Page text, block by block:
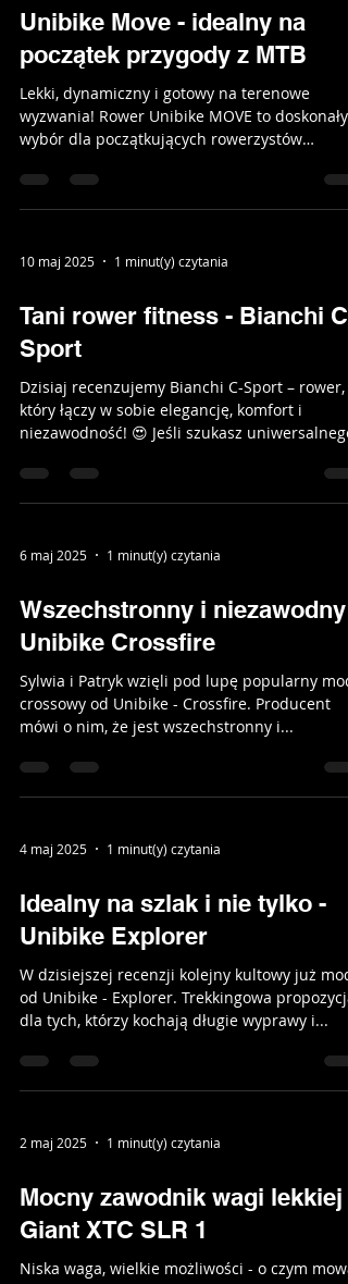
Unibike Move - idealny na
początek przygody z MTB
Lekki, dynamiczny i gotowy na terenowe
wyzwania! Rower Unibike MOVE to doskonały
wybór dla początkujących rowerzystów
10 maj 2025 1 minut(y) czytania
Tani rower fitness - Bianchi C-
Sport
Dzisiaj recenzujemy Bianchi C-Sport – rower,
który łączy w sobie elegancję, komfort i
niezawodność! 😍 Jeśli szukasz
6 maj 2025 1 minut(y) czytania
Wszechstronny i niezawodny -
Unibike Crossfire
Sylwia i Patryk wzięli pod lupę popularny
crossowy od Unibike - Crossfire. Producent
mówi o nim, że jest wszechstronny i...
4 maj 2025 1 minut(y) czytania
Idealny na szlak i nie tylko -
Unibike Explorer
W dzisiejszej recenzji kolejny kultowy już
od Unibike - Explorer. Trekkingowa propozycja
dla tych, którzy kochają długie wyprawy i...
2 maj 2025 1 minut(y) czytania
Mocny zawodnik wagi lekkiej -
Giant XTC SLR 1
Niska waga, wielkie możliwości - o czym